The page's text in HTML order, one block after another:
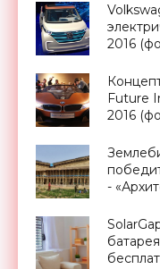
2016
Future
2016
-